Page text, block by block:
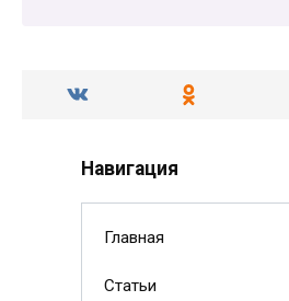
Навигация
Главная
Статьи